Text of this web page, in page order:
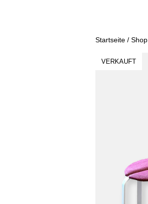
Startseite / Shop
VERKAUFT